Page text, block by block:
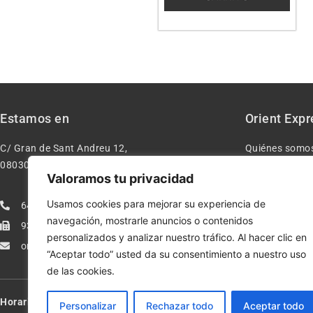
Valoramos tu privacidad
Usamos cookies para mejorar su experiencia de
navegación, mostrarle anuncios o contenidos
personalizados y analizar nuestro tráfico. Al hacer clic en
“Aceptar todo” usted da su consentimiento a nuestro uso
de las cookies.
Personalizar Rechazar todo Aceptar todo
Estamos en
C/ Gran de Sant Andreu 12,
08030 – Barcelona España
640277962
933113005
orientexpressmodelismo@gmail.com
Orient
Quiénes
Condiciones
Política de
Política de
Horario: Lun-Vie de 10:00-13:30 y 17:00-20:00 – Sáb de 10:00-13:30